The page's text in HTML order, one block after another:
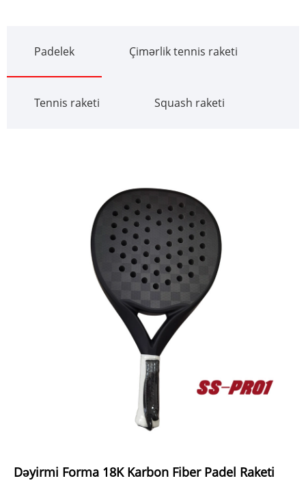
Padelek Çimərlik tennis raketi
Tennis raketi Squash raketi
Dəyirmi Forma 18K Karbon Fiber Padel Raketi